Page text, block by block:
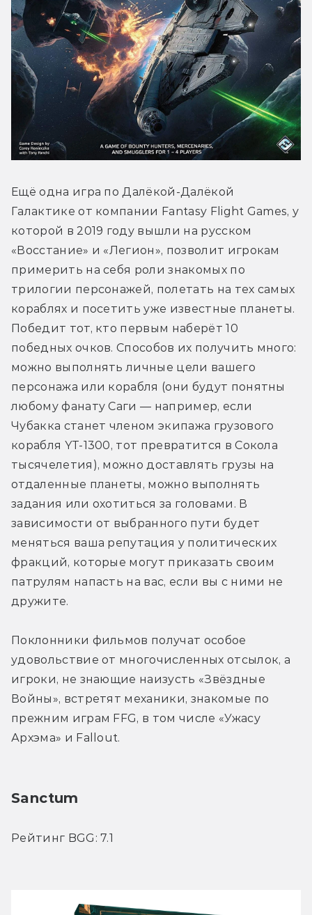
Ещё одна игра по Далёкой-Далёкой
Галактике от компании Fantasy Flight Games, у
которой в 2019 году вышли на русском
«Восстание» и «Легион», позволит игрокам
примерить на себя роли знакомых по
трилогии персонажей, полетать на тех самых
кораблях и посетить уже известные планеты.
Победит тот, кто первым наберёт 10
победных очков. Способов их получить много:
можно выполнять личные цели вашего
персонажа или корабля (они будут понятны
любому фанату Саги — например, если
Чубакка станет членом экипажа грузового
корабля YT-1300, тот превратится в Сокола
тысячелетия), можно доставлять грузы на
отдаленные планеты, можно выполнять
задания или охотиться за головами. В
зависимости от выбранного пути будет
меняться ваша репутация у политических
фракций, которые могут приказать своим
патрулям напасть на вас, если вы с ними не
дружите.
Поклонники фильмов получат особое
удовольствие от многочисленных отсылок, а
игроки, не знающие наизусть «Звёздные
Войны», встретят механики, знакомые по
прежним играм FFG, в том числе «Ужасу
Архэма» и Fallout.
Sanctum
Рейтинг BGG: 7.1